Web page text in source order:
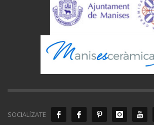
SOCIALÍZATE